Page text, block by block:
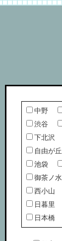
中野
渋谷
下北沢
自由が丘
池袋
御茶ノ水
西小山
日暮里
日本橋